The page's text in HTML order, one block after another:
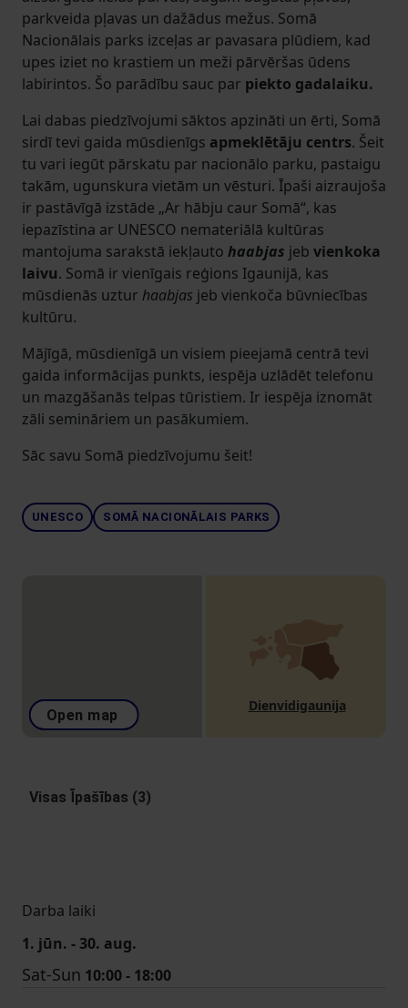
parkveida pļavas un dažādus mežus. Somā
Nacionālais parks izceļas ar pavasara plūdiem, kad
upes iziet no krastiem un meži pārvēršas ūdens
labirintos. Šo parādību sauc par piekto gadalaiku.
Lai dabas piedzīvojumi sāktos apzināti un ērti, Somā
sirdī tevi gaida mūsdienīgs apmeklētāju centrs. Šeit
tu vari iegūt pārskatu par nacionālo parku, pastaigu
takām, ugunskura vietām un vēsturi. Īpaši aizraujoša
ir pastāvīgā izstāde „Ar hābju caur Somā“, kas
iepazīstina ar UNESCO nemateriālā kultūras
mantojuma sarakstā iekļauto haabjas jeb vienkoka
laivu. Somā ir vienīgais reģions Igaunijā, kas
mūsdienās uztur haabjas jeb vienkoča būvniecības
kultūru.
Mājīgā, mūsdienīgā un visiem pieejamā centrā tevi
gaida informācijas punkts, iespēja uzlādēt telefonu
un mazgāšanās telpas tūristiem. Ir iespēja iznomāt
zāli semināriem un pasākumiem.
Sāc savu Somā piedzīvojumu šeit!
UNESCO SOMĀ NACIONĀLAIS PARKS
Open map
Dienvidigaunija
Visas Īpašības (3)
Darba laiki
1. jūn. - 30. aug.
Sat-Sun 10:00 - 18:00